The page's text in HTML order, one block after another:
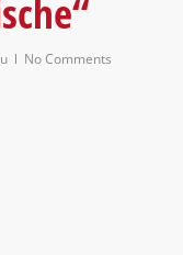
No Comments